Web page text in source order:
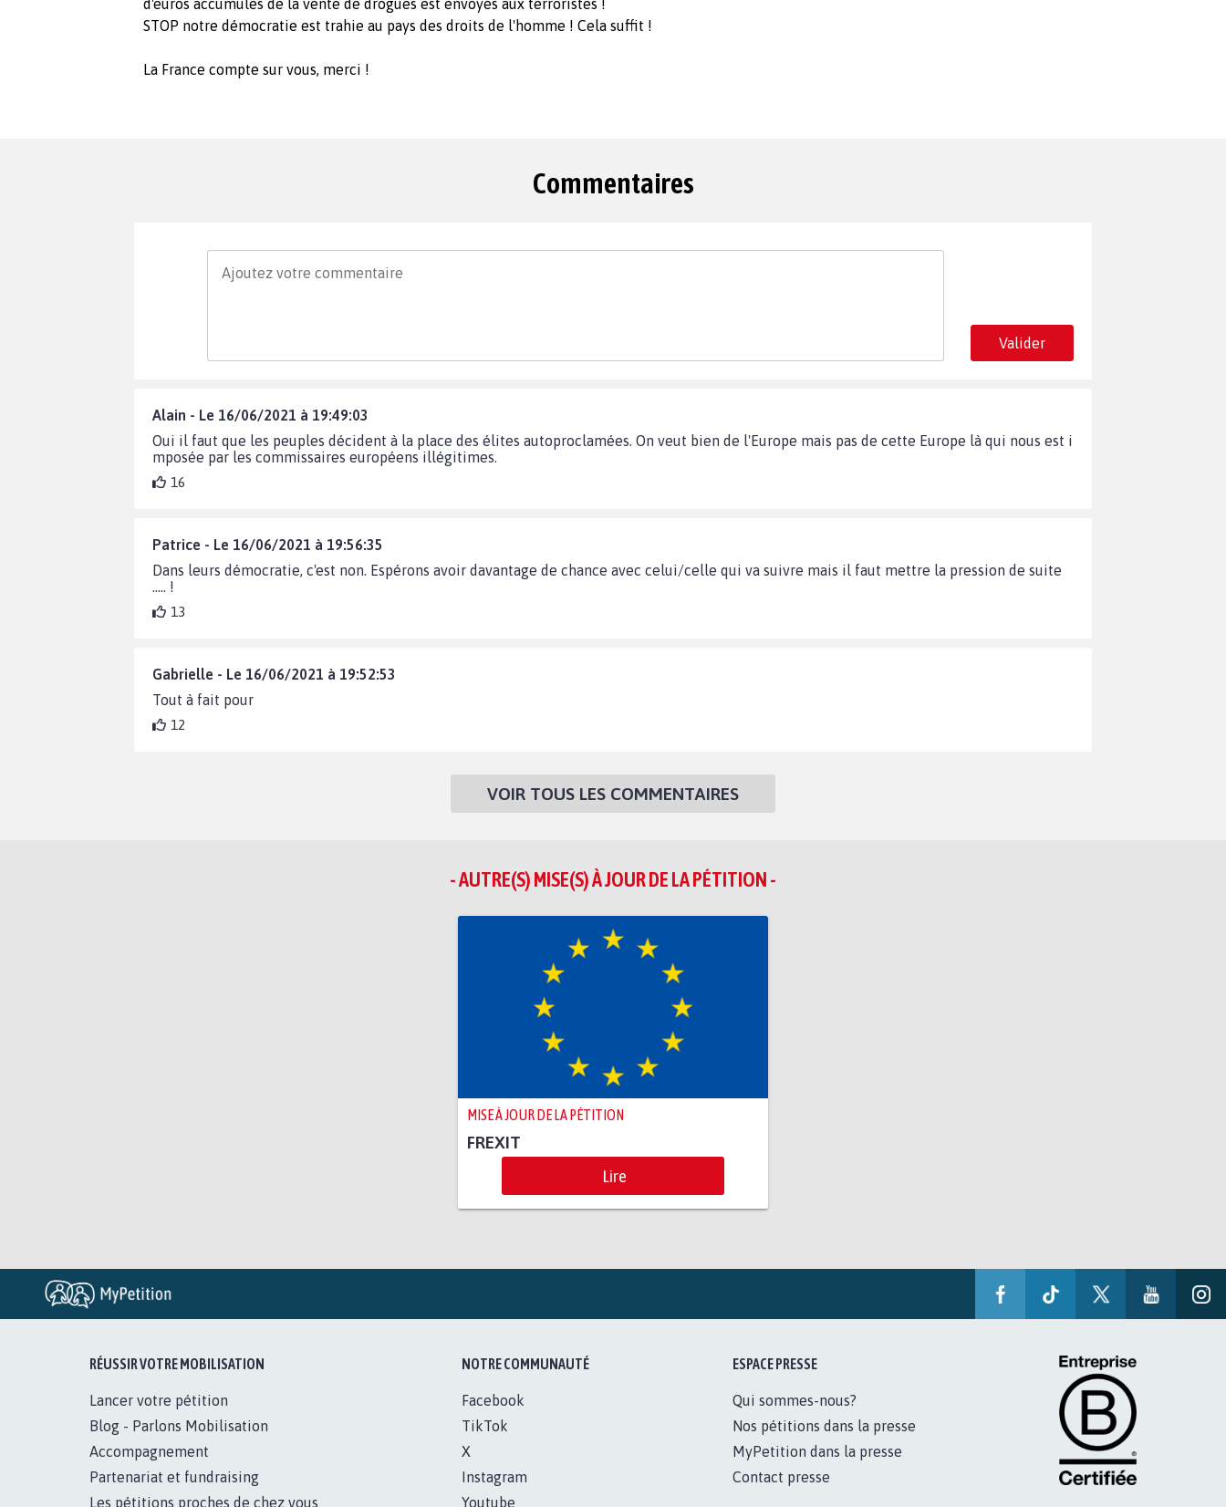
d'euros accumulés de la vente de drogues est envoyés aux terroristes !
STOP notre démocratie est trahie au pays des droits de l'homme ! Cela suffit !
La France compte sur vous, merci !
Commentaires
Valider
Alain - Le 16/06/2021 à 19:49:03
Oui il faut que les peuples décident à la place des élites autoproclamées. On veut bien de l'Europe mais pas de cette Europe là qui nous est i
mposée par les commissaires européens illégitimes.
16
Patrice - Le 16/06/2021 à 19:56:35
Dans leurs démocratie, c'est non. Espérons avoir davantage de chance avec celui/celle qui va suivre mais il faut mettre la pression de suite
..... !
13
Gabrielle - Le 16/06/2021 à 19:52:53
Tout à fait pour
12
VOIR TOUS LES COMMENTAIRES
- AUTRE(S) MISE(S) À JOUR DE LA PÉTITION -
MISE À JOUR DE LA PÉTITION
FREXIT
Lire
RÉUSSIR VOTRE MOBILISATION
Lancer votre pétition
Blog - Parlons Mobilisation
Accompagnement
Partenariat et fundraising
Les pétitions proches de chez vous
NOTRE COMMUNAUTÉ
Facebook
TikTok
X
Instagram
Youtube
ESPACE PRESSE
Qui sommes-nous?
Nos pétitions dans la presse
MyPetition dans la presse
Contact presse